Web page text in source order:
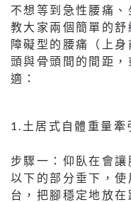
不想等到急性腰痛
教大家兩個簡單的
障礙型的腰痛（上
頭與骨頭間的間距
適：
1.土居式自體重量牽
步驟一：仰臥在會
以下的部分垂下，
台，把腳穩定地放在